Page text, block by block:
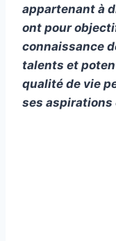
appartenant à
ont pour
connaissance
talents et
qualité de vie
ses aspirations